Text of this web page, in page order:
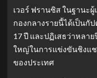
เวอร์ ฟรานซิส ในฐานะ
กองกลางรายนี้ได้เป็นกั
17 ปี และปฏิเสธว่าหลา
ใหญ่ในการแข่งขันชิงแ
ของประเทศ